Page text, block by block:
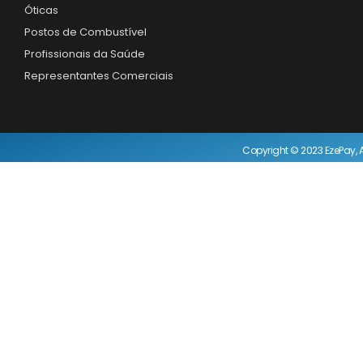
Óticas
Postos de Combustível
Profissionais da Saúde
Representantes Comerciais
Copyright © 2023 EzePay,